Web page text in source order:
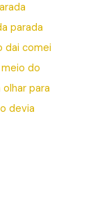
parada
dai comei
do
para
devia